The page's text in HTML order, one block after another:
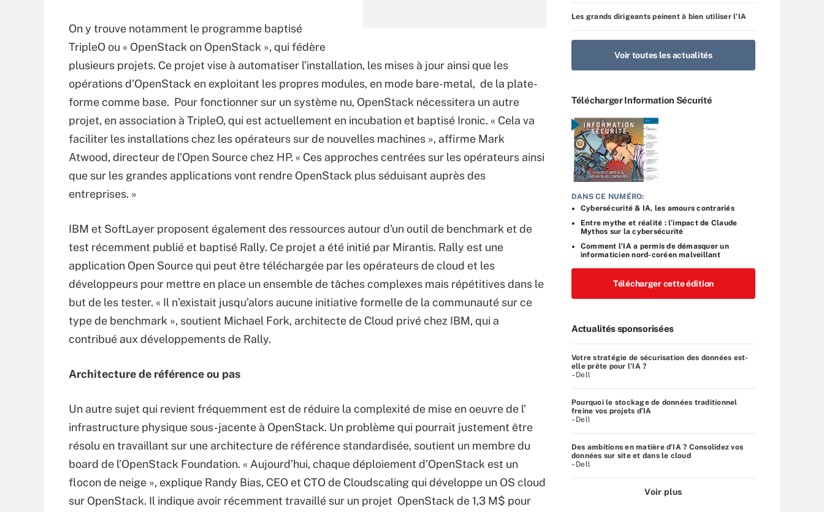
On y trouve notamment le programme baptisé
TripleO ou « OpenStack on OpenStack », qui fédère
plusieurs projets. Ce projet vise à automatiser l’installation, les mises à jour ainsi que les
opérations d’OpenStack en exploitant les propres modules, en mode bare-metal, de la plate-
forme comme base. Pour fonctionner sur un système nu, OpenStack nécessitera un autre
projet, en association à TripleO, qui est actuellement en incubation et baptisé Ironic. « Cela va
faciliter les installations chez les opérateurs sur de nouvelles machines », affirme Mark
Atwood, directeur de l’Open Source chez HP. « Ces approches centrées sur les opérateurs ainsi
que sur les grandes applications vont rendre OpenStack plus séduisant auprès des
entreprises. »
IBM et SoftLayer proposent également des ressources autour d'un outil de benchmark et de
test récemment publié et baptisé Rally. Ce projet a été initié par Mirantis. Rally est une
application Open Source qui peut être téléchargée par les opérateurs de cloud et les
développeurs pour mettre en place un ensemble de tâches complexes mais répétitives dans le
but de les tester. « Il n’existait jusqu’alors aucune initiative formelle de la communauté sur ce
type de benchmark », soutient Michael Fork, architecte de Cloud privé chez IBM, qui a
contribué aux développements de Rally.
Architecture de référence ou pas
Un autre sujet qui revient fréquemment est de réduire la complexité de mise en oeuvre de l’
infrastructure physique sous-jacente à OpenStack. Un problème qui pourrait justement être
résolu en travaillant sur une architecture de référence standardisée, soutient un membre du
board de l’OpenStack Foundation. « Aujourd’hui, chaque déploiement d’OpenStack est un
flocon de neige », explique Randy Bias, CEO et CTO de Cloudscaling qui développe un OS cloud
sur OpenStack. Il indique avoir récemment travaillé sur un projet OpenStack de 1,3 M$ pour
Les grands dirigeants peinent à bien utiliser l’IA
Voir toutes les actualités
Télécharger Information Sécurité
DANS CE NUMÉRO:
Cybersécurité & IA, les amours contrariés
Entre mythe et réalité : l’impact de Claude
Mythos sur la cybersécurité
Comment l’IA a permis de démasquer un
informaticien nord-coréen malveillant
Télécharger cette édition
Actualités sponsorisées
Votre stratégie de sécurisation des données est-
elle prête pour l'IA ?
–Dell
Pourquoi le stockage de données traditionnel
freine vos projets d’IA
–Dell
Des ambitions en matière d'IA ? Consolidez vos
données sur site et dans le cloud
–Dell
Voir plus